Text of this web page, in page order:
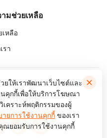
มช่วยเหลือ
หลือ
รา
กันเถอะ
ยให้เราพัฒนาเว็บไซต์และ
คุกกี้เพื่อให้บริการโฆษณา
เคราะห์พฤติกรรมของผู้
ยการใช้งานคุกกี้ ของเรา
ณยอมรับการใช้งานคุกกี้